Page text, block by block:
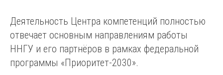
Деятельность Центра компетенций полностью
отвечает основным направлениям работы
ННГУ и его партнёров в рамках федеральной
программы «Приоритет-2030».